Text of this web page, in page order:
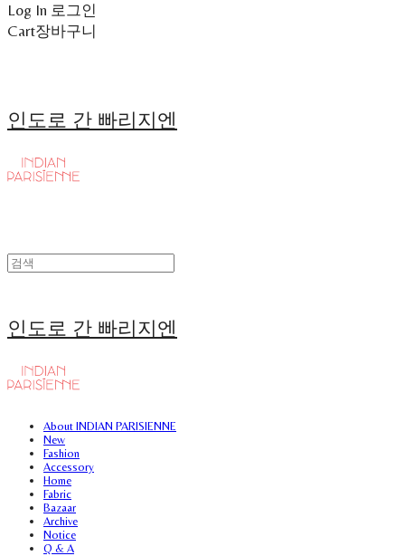
Log In 로그인
Cart장바구니
인도로 간 빠리지엔
인도로 간 빠리지엔
About INDIAN PARISIENNE
New
Fashion
Accessory
Home
Fabric
Bazaar
Archive
Notice
Q & A